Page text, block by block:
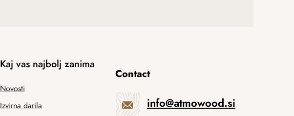
Kaj vas najbolj zanima
Novosti
Izvirna darila
Contact
info@atmowood.si